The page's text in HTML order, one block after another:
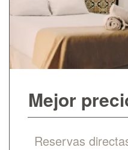
Mejor
Reservas